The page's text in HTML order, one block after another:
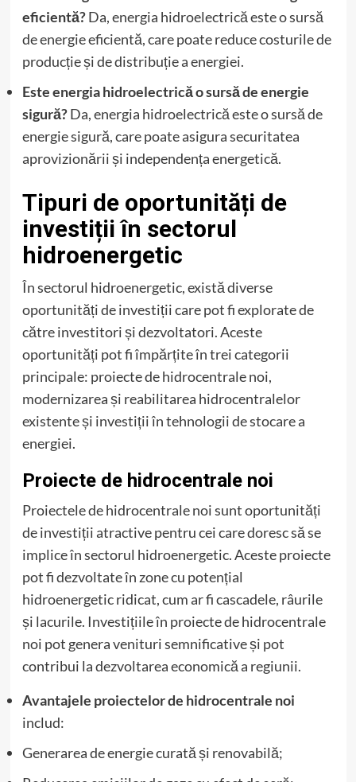
eficientă?Da, energia hidroelectrică este o sursă
de energie eficientă, care poate reduce costurile de
producție și de distribuție a energiei.
Este energia hidroelectrică o sursă de energie
sigură?Da, energia hidroelectrică este o sursă de
energie sigură, care poate asigura securitatea
aprovizionării și independența energetică.
Tipuri de oportunități de
investiții în sectorul
hidroenergetic
În sectorul hidroenergetic, există diverse
oportunități de investiții care pot fi explorate de
către investitori și dezvoltatori. Aceste
oportunități pot fi împărțite în trei categorii
principale: proiecte de hidrocentrale noi,
modernizarea și reabilitarea hidrocentralelor
existente și investiții în tehnologii de stocare a
energiei.
Proiecte de hidrocentrale noi
Proiectele de hidrocentrale noi sunt oportunități
de investiții atractive pentru cei care doresc să se
implice în sectorul hidroenergetic. Aceste proiecte
pot fi dezvoltate în zone cu potențial
hidroenergetic ridicat, cum ar fi cascadele, râurile
și lacurile. Investițiile în proiecte de hidrocentrale
noi pot genera venituri semnificative și pot
contribui la dezvoltarea economică a regiunii.
Avantajele proiectelor de hidrocentrale noi
includ:
Generarea de energie curată și renovabilă;